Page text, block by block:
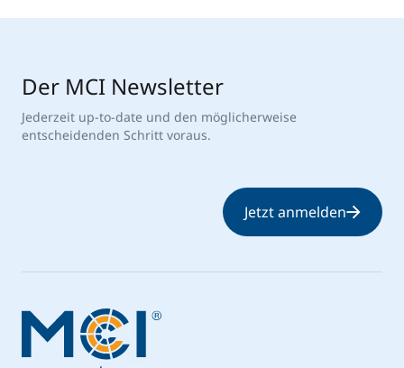
Der MCI Newsletter
Jederzeit up-to-date und den möglicherweise
entscheidenden Schritt voraus.
Jetzt anmelden